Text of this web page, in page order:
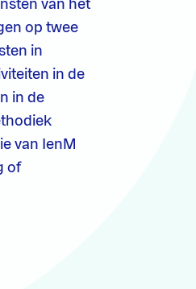
van het
op twee
in
in de
in de
van IenM
of